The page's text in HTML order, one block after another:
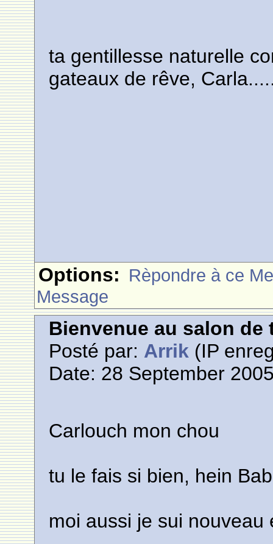
ta gentillesse naturelle
gateaux de rêve,
Options: Rèpondre à ce
Message
Bienvenue au salon de
Posté par: Arrik (IP
Date: 28 September
Carlouch mon chou
tu le fais si bien, hein
moi aussi je sui